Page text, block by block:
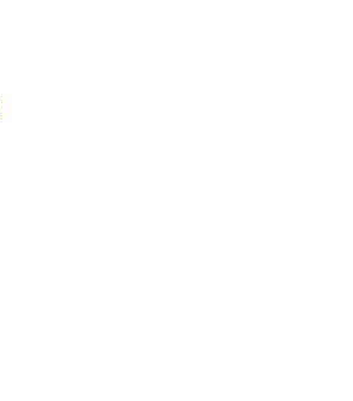
für private Sicherheitsdienste